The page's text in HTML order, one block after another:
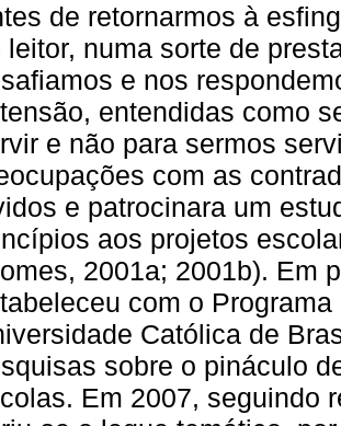
de retornarmos à
leitor, numa sorte de
e nos
entendidas como
e não para sermos
com as
e patrocinara um
aos projetos
2001a; 2001b). Em
com o
Católica de
sobre o pináculo
Em 2007, seguindo